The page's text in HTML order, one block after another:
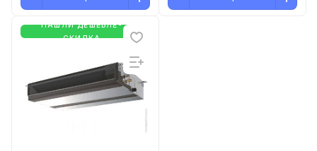
НАШЛИ ДЕШЕВЛЕ-
СКИДКА